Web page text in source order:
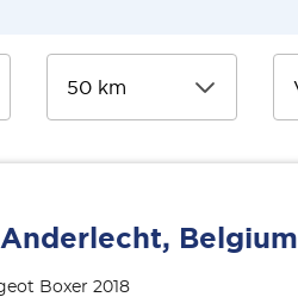
Anderlecht, Belgium
Boxer 2018